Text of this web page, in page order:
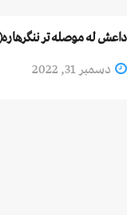
داعش له موصله تر
دسمبر 31, 2022